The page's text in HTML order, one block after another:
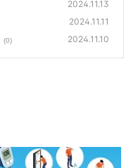
2024.11.13
2024.11.11
(0) 2024.11.10